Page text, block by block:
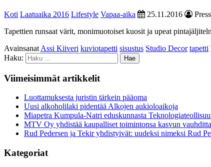
Koti Laatuaika 2016 Lifestyle Vapaa-aika 25.11.2016
Tapettien runsaat värit, monimuotoiset kuosit ja upeat
Avainsanat Assi Kiiveri kuviotapetti sisustus Studio Decor tapetti
Haku:
Viimeisimmät artikkelit
Luottamuksesta juristin tärkein pääoma
Uusi alkoholilaki pidentää Alkojen aukioloaikoja
Miapetra Kumpula-Natri eduskunnasta
MTV Oy yhdistää kaupalliset toimintonsa kasvun
Rud Pedersen ja Tekir yhdistyivät: uudeksi nimeksi Rud
Kategoriat